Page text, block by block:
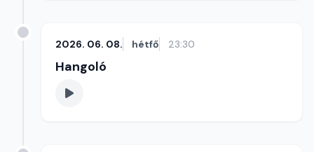
2026. 06. 08. hétfő 23:30
Hangoló